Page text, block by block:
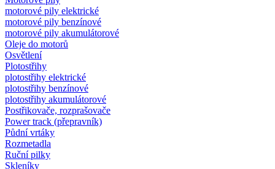
motorové pily elektrické
motorové pily benzínové
motorové pily akumulátorové
Oleje do motorů
Osvětlení
Plotostřihy
plotostřihy elektrické
plotostřihy benzínové
plotostřihy akumulátorové
Postřikovače, rozprašovače
Power track (přepravník)
Půdní vrtáky
Rozmetadla
Ruční pilky
Skleníky